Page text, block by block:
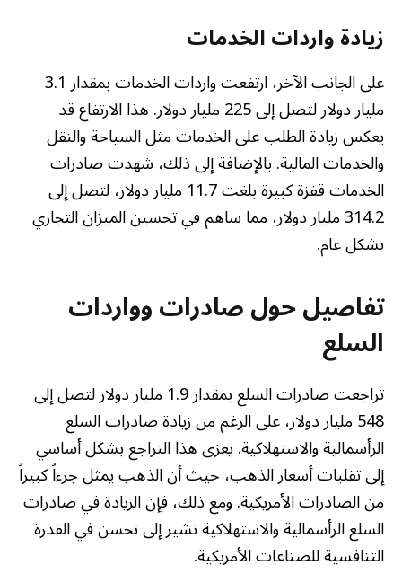
زيادة واردات الخدمات
على الجانب الآخر، ارتفعت واردات الخدمات بمقدار 3.1
مليار دولار لتصل إلى 225 مليار دولار. هذا الارتفاع قد
يعكس زيادة الطلب على الخدمات مثل السياحة والنقل
والخدمات المالية. بالإضافة إلى ذلك، شهدت صادرات
الخدمات قفزة كبيرة بلغت 11.7 مليار دولار، لتصل إلى
314.2 مليار دولار، مما ساهم في تحسين الميزان التجاري
بشكل عام.
تفاصيل حول صادرات وواردات
السلع
تراجعت صادرات السلع بمقدار 1.9 مليار دولار لتصل إلى
548 مليار دولار، على الرغم من زيادة صادرات السلع
الرأسمالية والاستهلاكية. يعزى هذا التراجع بشكل أساسي
إلى تقلبات أسعار الذهب، حيث أن الذهب يمثل جزءاً كبيراً
من الصادرات الأمريكية. ومع ذلك، فإن الزيادة في صادرات
السلع الرأسمالية والاستهلاكية تشير إلى تحسن في القدرة
التنافسية للصناعات الأمريكية.